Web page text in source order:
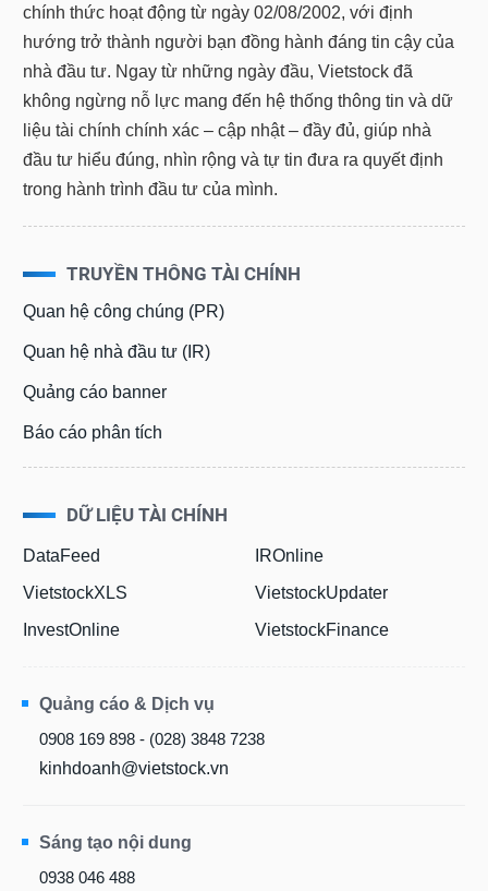
liệu
Tâm
thị
trường
chính thức hoạt động từ ngày 02/08/2002, với định
hướng trở thành người bạn đồng hành đáng tin cậy của
nhà đầu tư. Ngay từ những ngày đầu, Vietstock đã
không ngừng nỗ lực mang đến hệ thống thông tin và dữ
liệu tài chính chính xác – cập nhật – đầy đủ, giúp nhà
đầu tư hiểu đúng, nhìn rộng và tự tin đưa ra quyết định
trong hành trình đầu tư của mình.
TRUYỀN THÔNG TÀI CHÍNH
Quan hệ công chúng (PR)
Quan hệ nhà đầu tư (IR)
Quảng cáo banner
Báo cáo phân tích
DỮ LIỆU TÀI CHÍNH
DataFeed
VietstockXLS
InvestOnline
IROnline
VietstockUpdater
VietstockFinance
Quảng cáo & Dịch vụ
0908 169 898 - (028) 3848 7238
kinhdoanh@vietstock.vn
Sáng tạo nội dung
0938 046 488
TIÊU
DÙNG
THIẾT
YẾU
TIÊU
THIẾT
SÓC
KHỎE
THÔNG